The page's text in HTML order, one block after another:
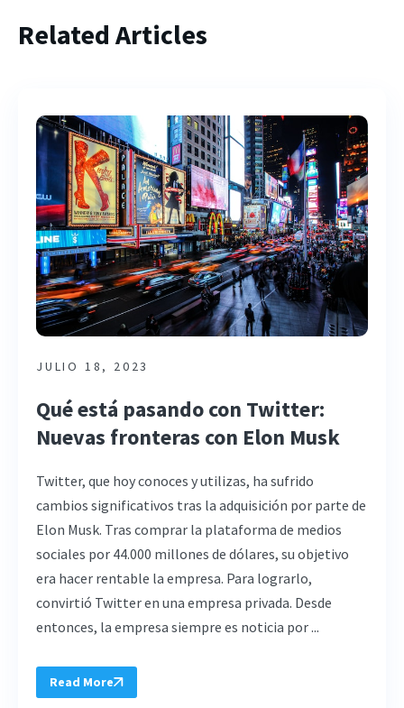
Related Articles
JULIO 18, 2023
Qué está pasando con Twitter:
Nuevas fronteras con Elon Musk
Twitter, que hoy conoces y utilizas, ha sufrido
cambios significativos tras la adquisición por parte de
Elon Musk. Tras comprar la plataforma de medios
sociales por 44.000 millones de dólares, su objetivo
era hacer rentable la empresa. Para lograrlo,
convirtió Twitter en una empresa privada. Desde
entonces, la empresa siempre es noticia por ...
Read More